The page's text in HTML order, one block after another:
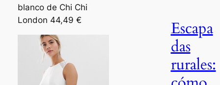
blanco de Chi Chi
London 44,49 €
Escapa
das
rurales: